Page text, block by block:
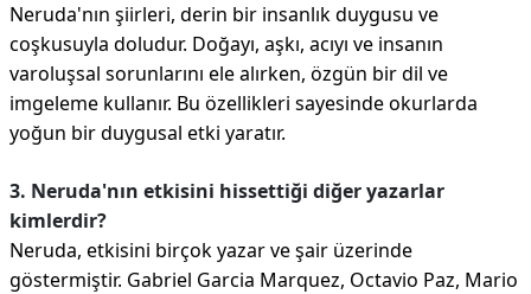
Neruda'nın şiirleri, derin bir insanlık duygusu ve
coşkusuyla doludur. Doğayı, aşkı, acıyı ve insanın
varoluşsal sorunlarını ele alırken, özgün bir dil ve
imgeleme kullanır. Bu özellikleri sayesinde okurlarda
yoğun bir duygusal etki yaratır.
3. Neruda'nın etkisini hissettiği diğer yazarlar
kimlerdir?
Neruda, etkisini birçok yazar ve şair üzerinde
göstermiştir. Gabriel Garcia Marquez, Octavio Paz, Mario